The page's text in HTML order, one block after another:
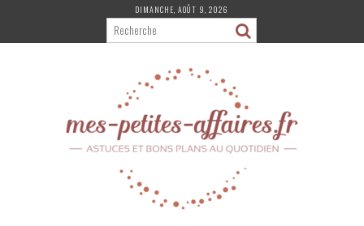
content
DIMANCHE, AOÛT 9, 2026